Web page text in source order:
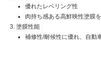
優れたレベリング性
肉持ち感ある高鮮映性塗膜
塗膜性能
補修性/耐候性に優れ、自動